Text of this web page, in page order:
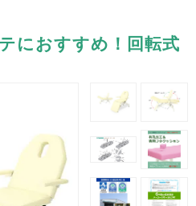
におすすめ！回転式